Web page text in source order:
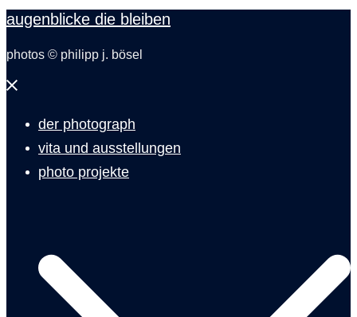
augenblicke die bleiben
photos © philipp j. bösel
Menü
der photograph
vita und ausstellungen
photo projekte